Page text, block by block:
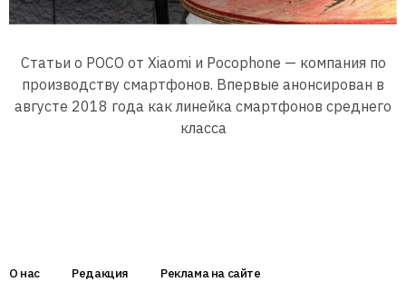
Статьи о POCO от Xiaomi и Pocophone — компания по
производству смартфонов. Впервые анонсирован в
августе 2018 года как линейка смартфонов среднего
класса
О нас Редакция
Реклама на сайте